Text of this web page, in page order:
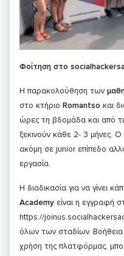
Φοίτηση στο
Η παρακολούθηση των
στο κτήριο Romantso και
ώρες τη βδομάδα και από
ξεκινούν κάθε 2- 3 μήνες. Ο
ακόμη σε junior επίπεδο
εργασία.
Η διαδικασία για να γίνει
Academy είναι η εγγραφή
https://
όλων των σταδίων. Βοήθεια
χρήση της πλατφόρμας,